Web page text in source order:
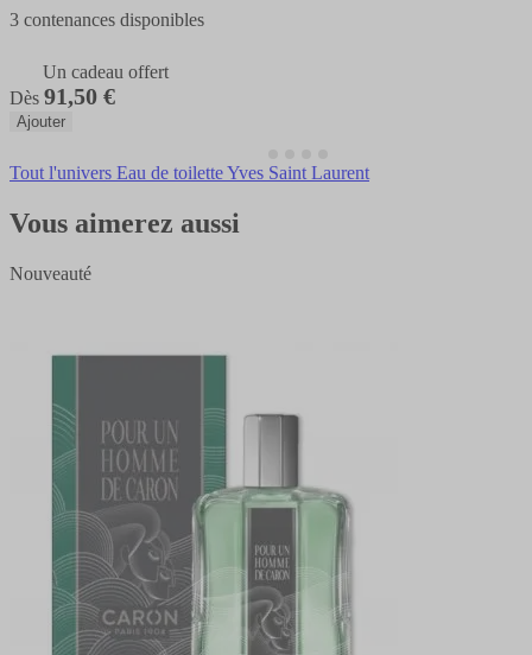
3 contenances disponibles
Un cadeau offert
Dès 91,50 €
Ajouter
Tout l'univers Eau de toilette Yves Saint Laurent
Vous aimerez aussi
Nouveauté